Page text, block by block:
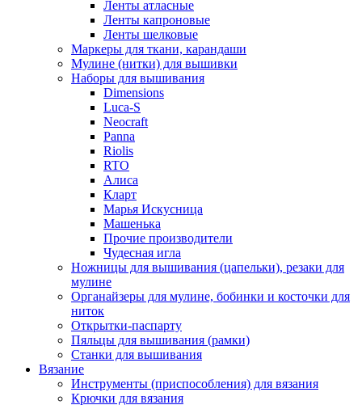
Ленты атласные
Ленты капроновые
Ленты шелковые
Маркеры для ткани, карандаши
Мулине (нитки) для вышивки
Наборы для вышивания
Dimensions
Luca-S
Neocraft
Panna
Riolis
RTO
Алиса
Кларт
Марья Искусница
Машенька
Прочие производители
Чудесная игла
Ножницы для вышивания (цапельки), резаки для
мулине
Органайзеры для мулине, бобинки и косточки для
ниток
Открытки-паспарту
Пяльцы для вышивания (рамки)
Станки для вышивания
Вязание
Инструменты (приспособления) для вязания
Крючки для вязания